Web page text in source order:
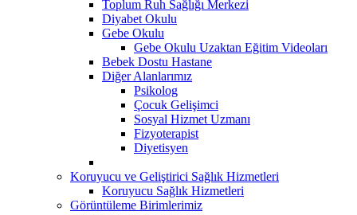
Toplum Ruh Sağlığı Merkezi
Diyabet Okulu
Gebe Okulu
Gebe Okulu Uzaktan Eğitim Videoları
Bebek Dostu Hastane
Diğer Alanlarımız
Psikolog
Çocuk Gelişimci
Sosyal Hizmet Uzmanı
Fizyoterapist
Diyetisyen
Koruyucu ve Geliştirici Sağlık Hizmetleri
Koruyucu Sağlık Hizmetleri
Görüntüleme Birimlerimiz